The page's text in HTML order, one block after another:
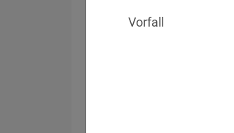
Datenpannen, Cyber-
Vorfall